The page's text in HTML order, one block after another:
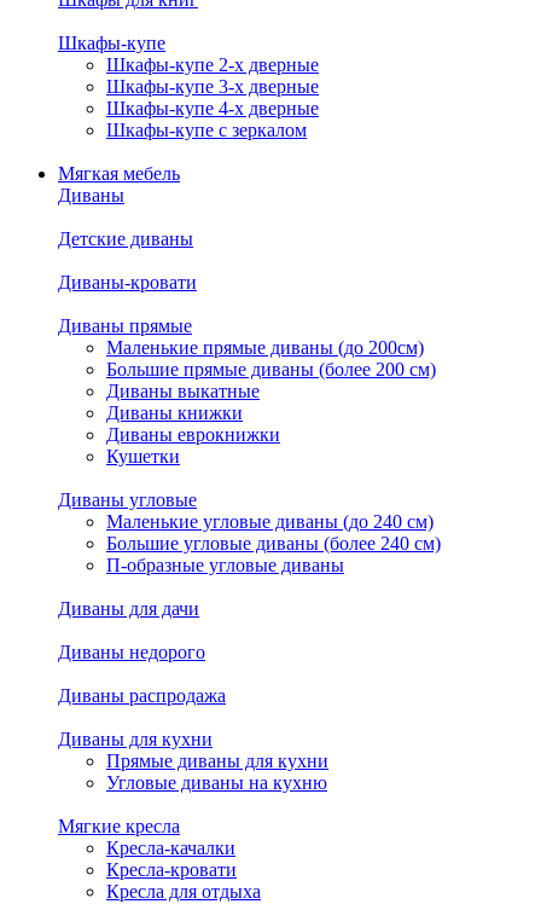
Шкафы-купе
Шкафы-купе 2-х дверные
Шкафы-купе 3-х дверные
Шкафы-купе 4-х дверные
Шкафы-купе с зеркалом
Мягкая мебель
Диваны
Детские диваны
Диваны-кровати
Диваны прямые
Маленькие прямые диваны (до 200см)
Большие прямые диваны (более 200 см)
Диваны выкатные
Диваны книжки
Диваны еврокнижки
Кушетки
Диваны угловые
Маленькие угловые диваны (до 240 см)
Большие угловые диваны (более 240 см)
П-образные угловые диваны
Диваны для дачи
Диваны недорого
Диваны распродажа
Диваны для кухни
Прямые диваны для кухни
Угловые диваны на кухню
Мягкие кресла
Кресла-качалки
Кресла-кровати
Кресла для отдыха